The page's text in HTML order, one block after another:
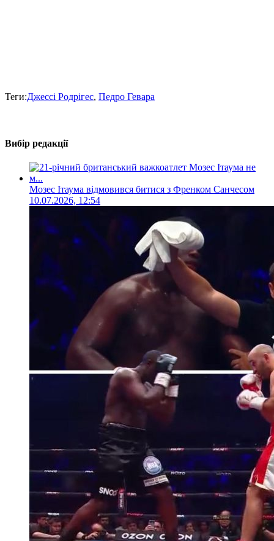
Теги:Джессі Родрігес, Педро Гевара
Вибір редакції
Мозес Ітаума відмовився битися з Френком Санчесом
10.07.2026, 12:54